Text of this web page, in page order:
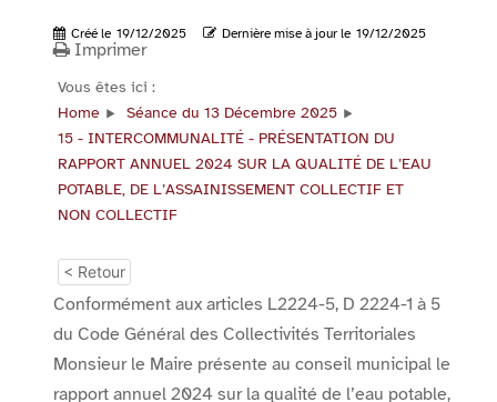
Créé le 19/12/2025 Dernière mise à jour le 19/12/2025
Imprimer
Vous êtes ici :
Home
Séance du 13 Décembre 2025
15 - INTERCOMMUNALITÉ - PRÉSENTATION DU
RAPPORT ANNUEL 2024 SUR LA QUALITÉ DE L’EAU
POTABLE, DE L’ASSAINISSEMENT COLLECTIF ET
NON COLLECTIF
< Retour
Conformément aux articles L2224-5, D 2224-1 à 5
du Code Général des Collectivités Territoriales
Monsieur le Maire présente au conseil municipal le
rapport annuel 2024 sur la qualité de l’eau potable,